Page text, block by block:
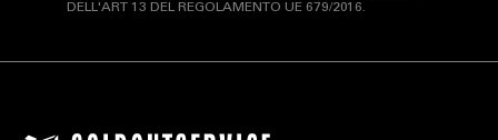
DELL'ART 13 DEL REGOLAMENTO UE 679/2016.